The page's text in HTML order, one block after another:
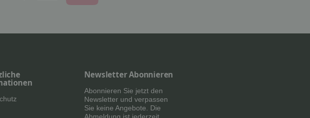
Newsletter Abonnieren
Abonnieren Sie jetzt den
Newsletter und verpassen
Sie keine Angebote. Die